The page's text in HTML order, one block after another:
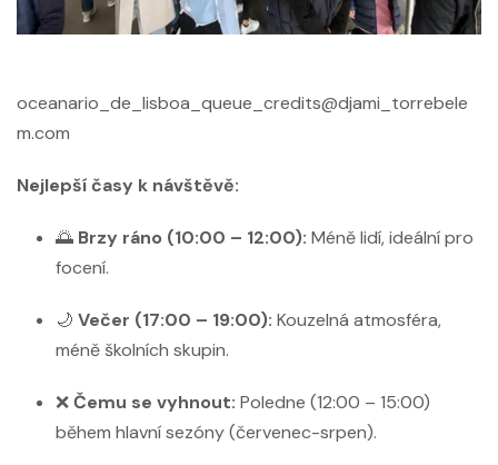
oceanario_de_lisboa_queue_credits@djami_torrebele
m.com
Nejlepší časy k návštěvě:
🌅 Brzy ráno (10:00 – 12:00): Méně lidí, ideální pro
focení.
🌙 Večer (17:00 – 19:00): Kouzelná atmosféra,
méně školních skupin.
❌Čemu se vyhnout: Poledne (12:00 – 15:00)
během hlavní sezóny (červenec-srpen).